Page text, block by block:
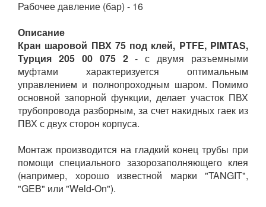
Рабочее давление (бар) - 16
Описание
Кран шаровой ПВХ 75 под клей, PTFE, PIMTAS,
Турция 205 00 075 2- с двумя разъемными
муфтами характеризуется оптимальным
управлением и полнопроходным шаром. Помимо
основной запорной функции, делает участок ПВХ
трубопровода разборным, за счет накидных гаек из
ПВХ с двух сторон корпуса.
Монтаж производится на гладкий конец трубы при
помощи специального зазорозаполняющего клея
(например, хорошо известной марки "TANGIT",
"GEB" или "Weld-On").